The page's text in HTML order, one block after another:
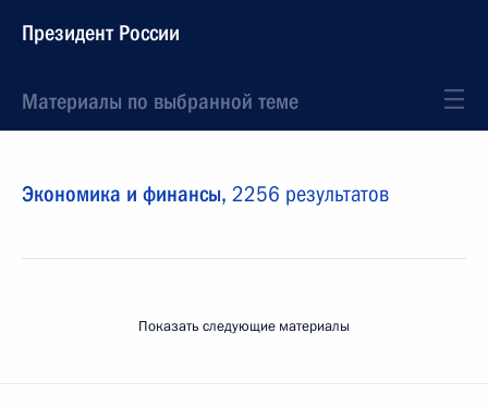
Президент России
Материалы по выбранной теме
Экономика и финансы, 2256 результатов
Показать следующие материалы